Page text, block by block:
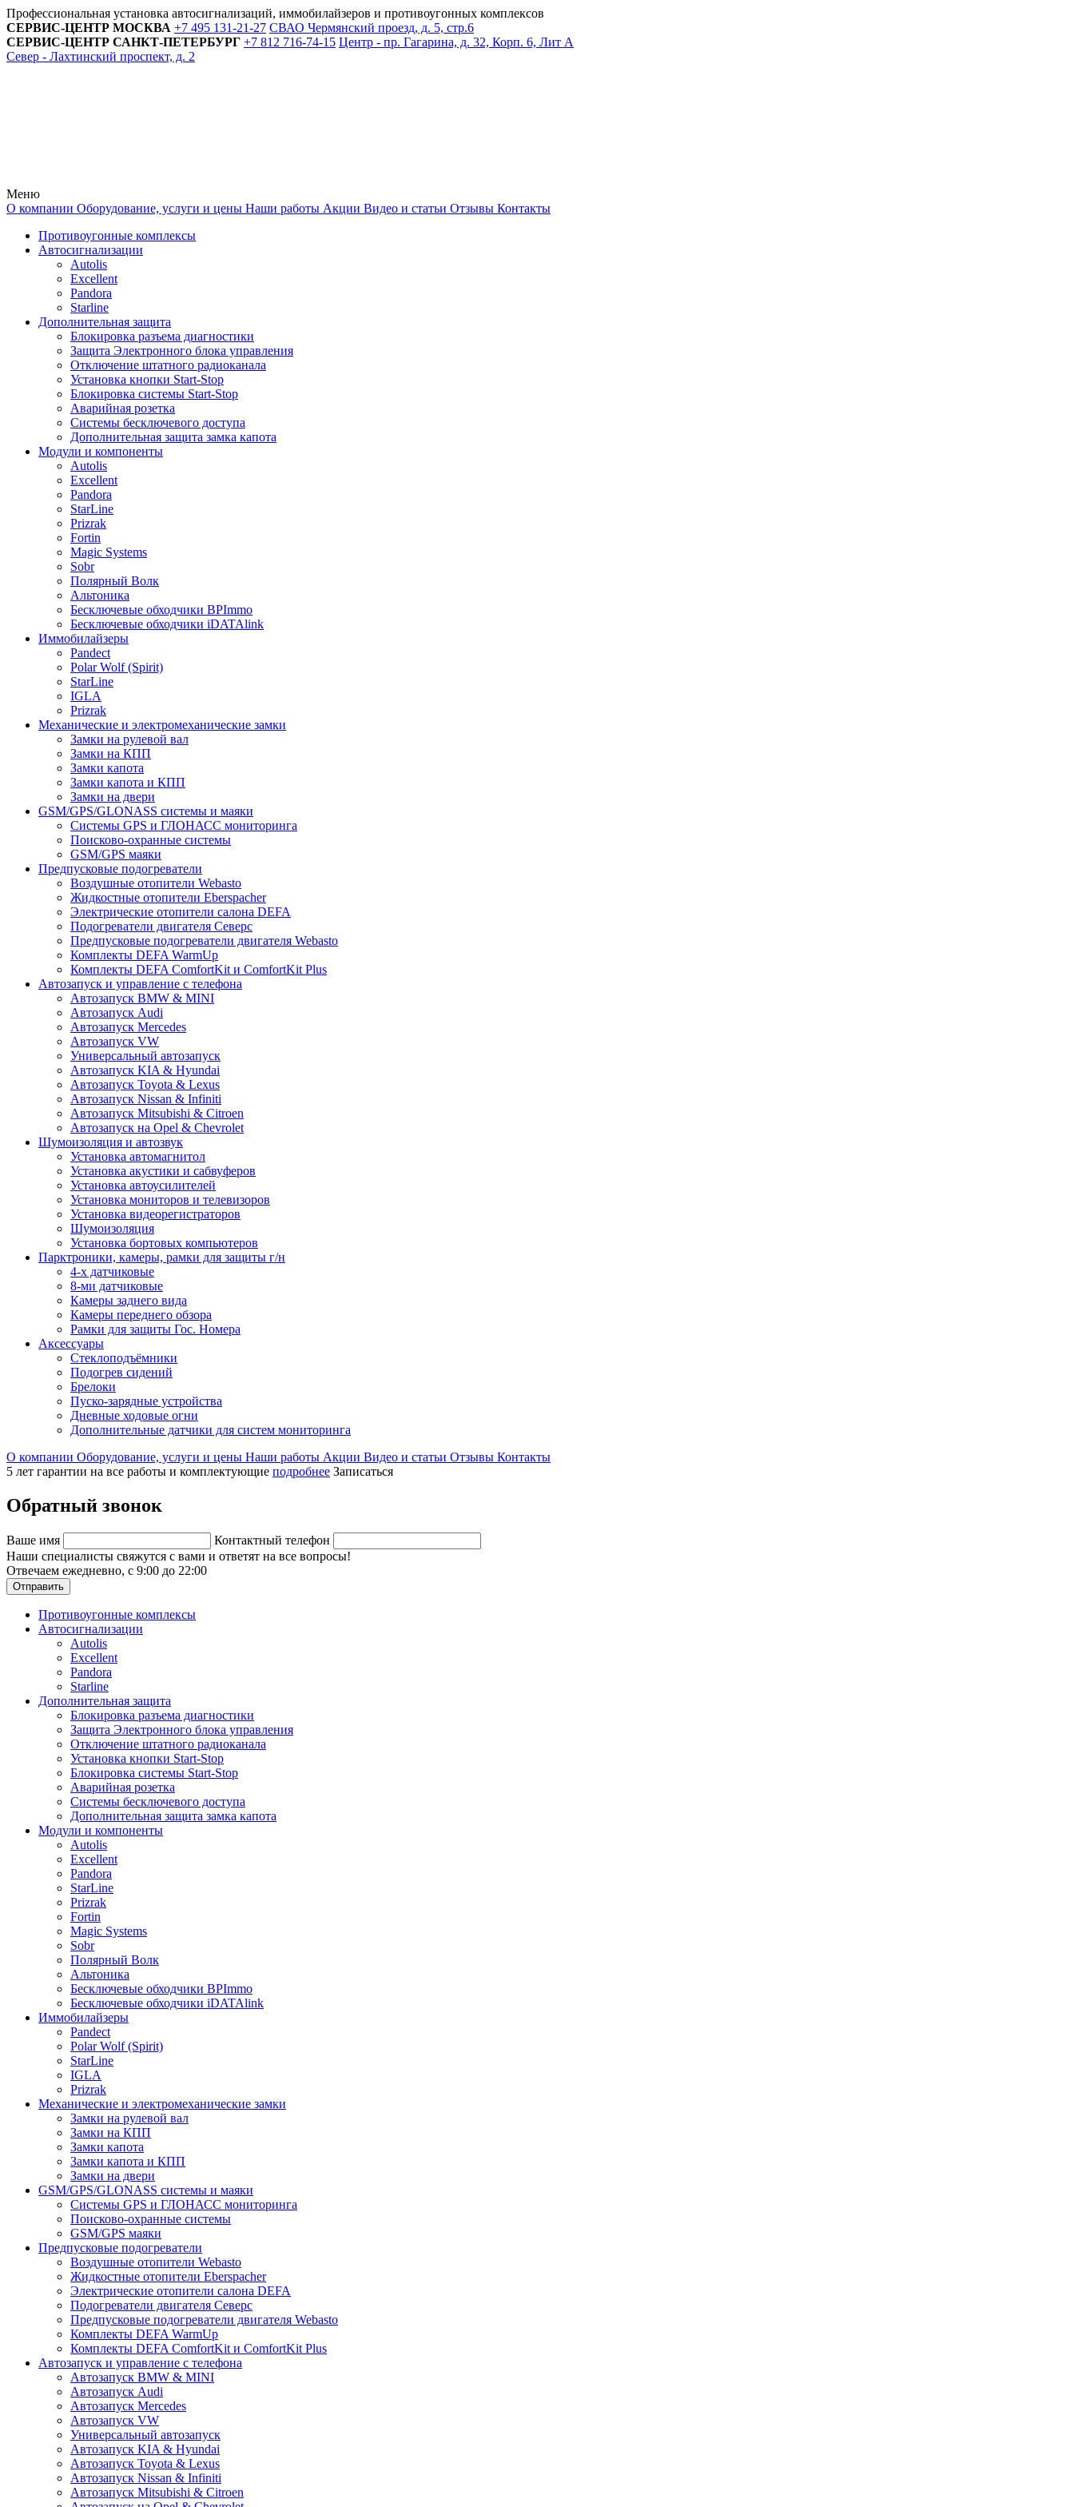
Профессиональная установка автосигнализаций, иммобилайзеров и противоугонных комплексов
СЕРВИС-ЦЕНТР МОСКВА +7 495 131-21-27 СВАО Чермянский проезд, д. 5, стр.6
СЕРВИС-ЦЕНТР САНКТ-ПЕТЕРБУРГ +7 812 716-74-15 Центр - пр. Гагарина, д. 32, Корп. 6, Лит А
Север - Лахтинский проспект, д. 2
Меню
О компании Оборудование, услуги и цены Наши работы Акции Видео и статьи Отзывы Контакты
Противоугонные комплексы
Автосигнализации
Autolis
Excellent
Pandora
Starline
Дополнительная защита
Блокировка разъема диагностики
Защита Электронного блока управления
Отключение штатного радиоканала
Установка кнопки Start-Stop
Блокировка системы Start-Stop
Аварийная розетка
Системы бесключевого доступа
Дополнительная защита замка капота
Модули и компоненты
Autolis
Excellent
Pandora
StarLine
Prizrak
Fortin
Magic Systems
Sobr
Полярный Волк
Альтоника
Бесключевые обходчики BPImmo
Бесключевые обходчики iDATAlink
Иммобилайзеры
Pandect
Polar Wolf (Spirit)
StarLine
IGLA
Prizrak
Механические и электромеханические замки
Замки на рулевой вал
Замки на КПП
Замки капота
Замки капота и КПП
Замки на двери
GSM/GPS/GLONASS системы и маяки
Системы GPS и ГЛОНАСС мониторинга
Поисково-охранные системы
GSM/GPS маяки
Предпусковые подогреватели
Воздушные отопители Webasto
Жидкостные отопители Eberspacher
Электрические отопители салона DEFA
Подогреватели двигателя Северс
Предпусковые подогреватели двигателя Webasto
Комплекты DEFA WarmUp
Комплекты DEFA ComfortKit и ComfortKit Plus
Автозапуск и управление с телефона
Автозапуск BMW & MINI
Автозапуск Audi
Автозапуск Mercedes
Автозапуск VW
Универсальный автозапуск
Автозапуск KIA & Hyundai
Автозапуск Toyota & Lexus
Автозапуск Nissan & Infiniti
Автозапуск Mitsubishi & Citroen
Автозапуск на Opel & Chevrolet
Шумоизоляция и автозвук
Установка автомагнитол
Установка акустики и сабвуферов
Установка автоусилителей
Установка мониторов и телевизоров
Установка видеорегистраторов
Шумоизоляция
Установка бортовых компьютеров
Парктроники, камеры, рамки для защиты г/н
4-х датчиковые
8-ми датчиковые
Камеры заднего вида
Камеры переднего обзора
Рамки для защиты Гос. Номера
Аксессуары
Стеклоподъёмники
Подогрев сидений
Брелоки
Пуско-зарядные устройства
Дневные ходовые огни
Дополнительные датчики для систем мониторинга
О компании Оборудование, услуги и цены Наши работы Акции Видео и статьи Отзывы Контакты
5 лет гарантии на все работы и комплектующие подробнее Записаться
Обратный звонок
Ваше имя
Контактный телефон
Наши специалисты свяжутся с вами и ответят на все вопросы!
Отвечаем ежедневно, с 9:00 до 22:00
Отправить
Противоугонные комплексы
Автосигнализации
Autolis
Excellent
Pandora
Starline
Дополнительная защита
Блокировка разъема диагностики
Защита Электронного блока управления
Отключение штатного радиоканала
Установка кнопки Start-Stop
Блокировка системы Start-Stop
Аварийная розетка
Системы бесключевого доступа
Дополнительная защита замка капота
Модули и компоненты
Autolis
Excellent
Pandora
StarLine
Prizrak
Fortin
Magic Systems
Sobr
Полярный Волк
Альтоника
Бесключевые обходчики BPImmo
Бесключевые обходчики iDATAlink
Иммобилайзеры
Pandect
Polar Wolf (Spirit)
StarLine
IGLA
Prizrak
Механические и электромеханические замки
Замки на рулевой вал
Замки на КПП
Замки капота
Замки капота и КПП
Замки на двери
GSM/GPS/GLONASS системы и маяки
Системы GPS и ГЛОНАСС мониторинга
Поисково-охранные системы
GSM/GPS маяки
Предпусковые подогреватели
Воздушные отопители Webasto
Жидкостные отопители Eberspacher
Электрические отопители салона DEFA
Подогреватели двигателя Северс
Предпусковые подогреватели двигателя Webasto
Комплекты DEFA WarmUp
Комплекты DEFA ComfortKit и ComfortKit Plus
Автозапуск и управление с телефона
Автозапуск BMW & MINI
Автозапуск Audi
Автозапуск Mercedes
Автозапуск VW
Универсальный автозапуск
Автозапуск KIA & Hyundai
Автозапуск Toyota & Lexus
Автозапуск Nissan & Infiniti
Автозапуск Mitsubishi & Citroen